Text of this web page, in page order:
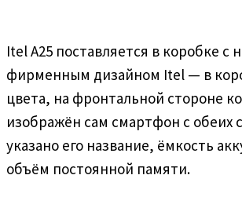
Itel A25 поставляется в коробке с
фирменным дизайном Itel — в
цвета, на фронтальной стороне
изображён сам смартфон с обеих
указано его название, ёмкость
объём постоянной памяти.